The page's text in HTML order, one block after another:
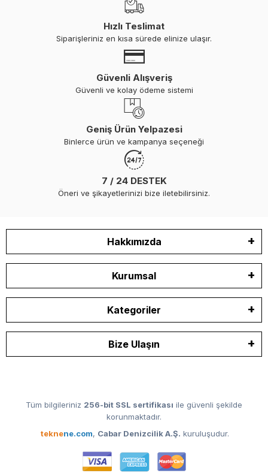
Hızlı Teslimat
Siparişleriniz en kısa sürede elinize ulaşır.
Güvenli Alışveriş
Güvenli ve kolay ödeme sistemi
Geniş Ürün Yelpazesi
Binlerce ürün ve kampanya seçeneği
7 / 24 DESTEK
Öneri ve şikayetlerinizi bize iletebilirsiniz.
Hakkımızda
Kurumsal
Kategoriler
Bize Ulaşın
Tüm bilgileriniz 256-bit SSL sertifikası ile güvenli şekilde
korunmaktadır.
teknene.com, Cabar Denizcilik A.Ş. kuruluşudur.